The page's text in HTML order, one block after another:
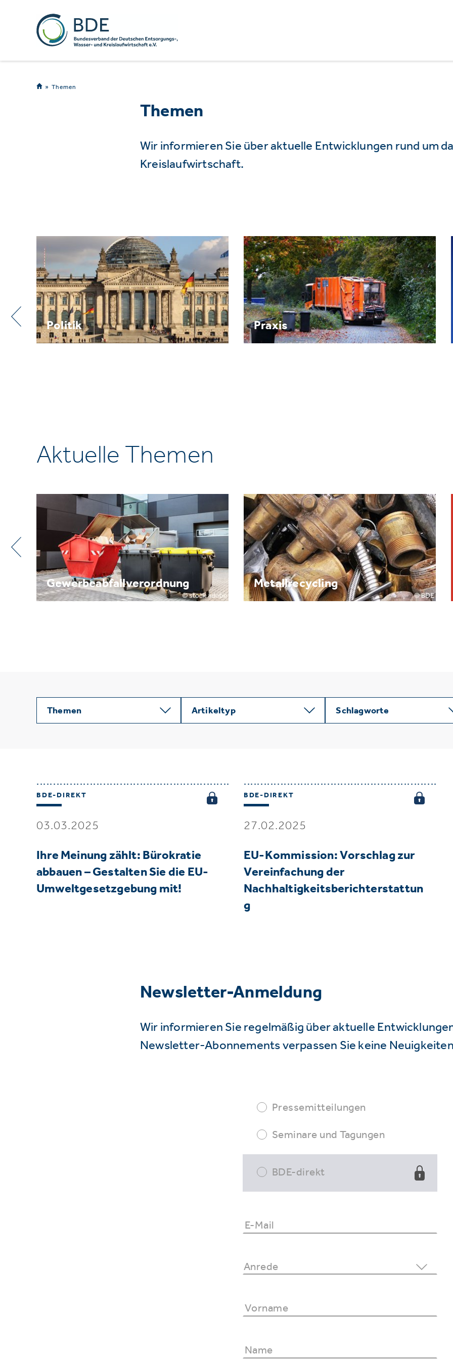
Themen
Themen
Wir informieren Sie über aktuelle Entwicklungen rund um
Kreislaufwirtschaft.
Praxis Recht
Aktuelle Themen
Metallrecycling Brennpunkt: Batterie
Themen Artikeltyp Schlagworte
BDE-DIREKT
03.03.2025
Ihre Meinung zählt: Bürokratie
abbauen – Gestalten Sie die EU-
Umweltgesetzgebung mit!
BDE-DIREKT
27.02.2025
EU-Kommission: Vorschlag zur
Vereinfachung der
Nachhaltigkeitsberichterstattun
g
Newsletter-Anmeldung
Wir informieren Sie regelmäßig über aktuelle
Newsletter-Abonnements verpassen Sie keine
Pressemitteilungen
Seminare und Tagungen
BDE-direkt